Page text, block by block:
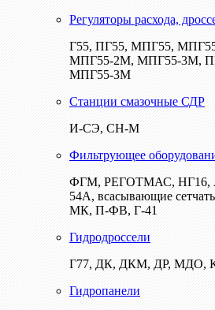
Регуляторы расхода,
Г55, ПГ55, МПГ55,
МПГ55-2М, МПГ55-3М,
МПГ55-3М
Станции смазочные СДР
И-СЭ, СН-М
Фильтрующее
ФГМ, РЕГОТМАС, НГ16,
54А, всасывающие
МК, П-ФВ, Г-41
Гидродроссели
Г77, ДК, ДКМ, ДР,
Гидропанели